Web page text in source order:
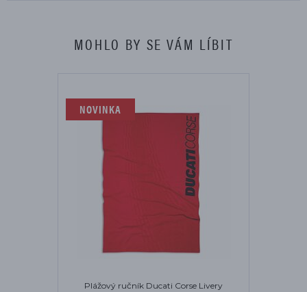
MOHLO BY SE VÁM LÍBIT
NOVINKA
Plážový ručník Ducati Corse Livery